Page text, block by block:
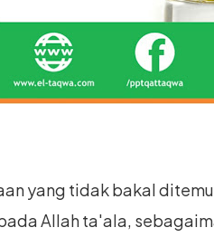
yang tidak bakal
Allah ta'ala,